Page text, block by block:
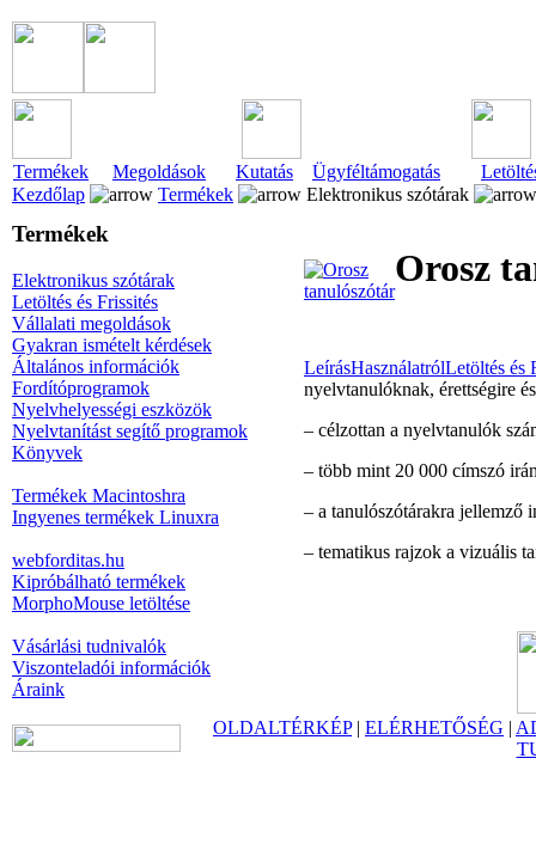
Termékek Megoldások Kutatás Ügyféltámogatás
Kezdőlap
Termékek Elektronikus szótárak
Termékek
Elektronikus szótárak
Letöltés és Frissités
Vállalati megoldások
Gyakran ismételt kérdések
Általános információk
Fordítóprogramok
Nyelvhelyességi eszközök
Nyelvtanítást segítő programok
Könyvek
Termékek Macintoshra
Ingyenes termékek Linuxra
webforditas.hu
Kipróbálható termékek
MorphoMouse letöltése
Vásárlási tudnivalók
Viszonteladói információk
Áraink
Orosz
LeírásHasználatrólLetöltés és
nyelvtanulóknak, érettségire
– célzottan a nyelvtanulók
– több mint 20 000 címszó
– a tanulószótárakra jellemző
– tematikus rajzok a vizuális
OLDALTÉRKÉP| ELÉRHETŐSÉG |